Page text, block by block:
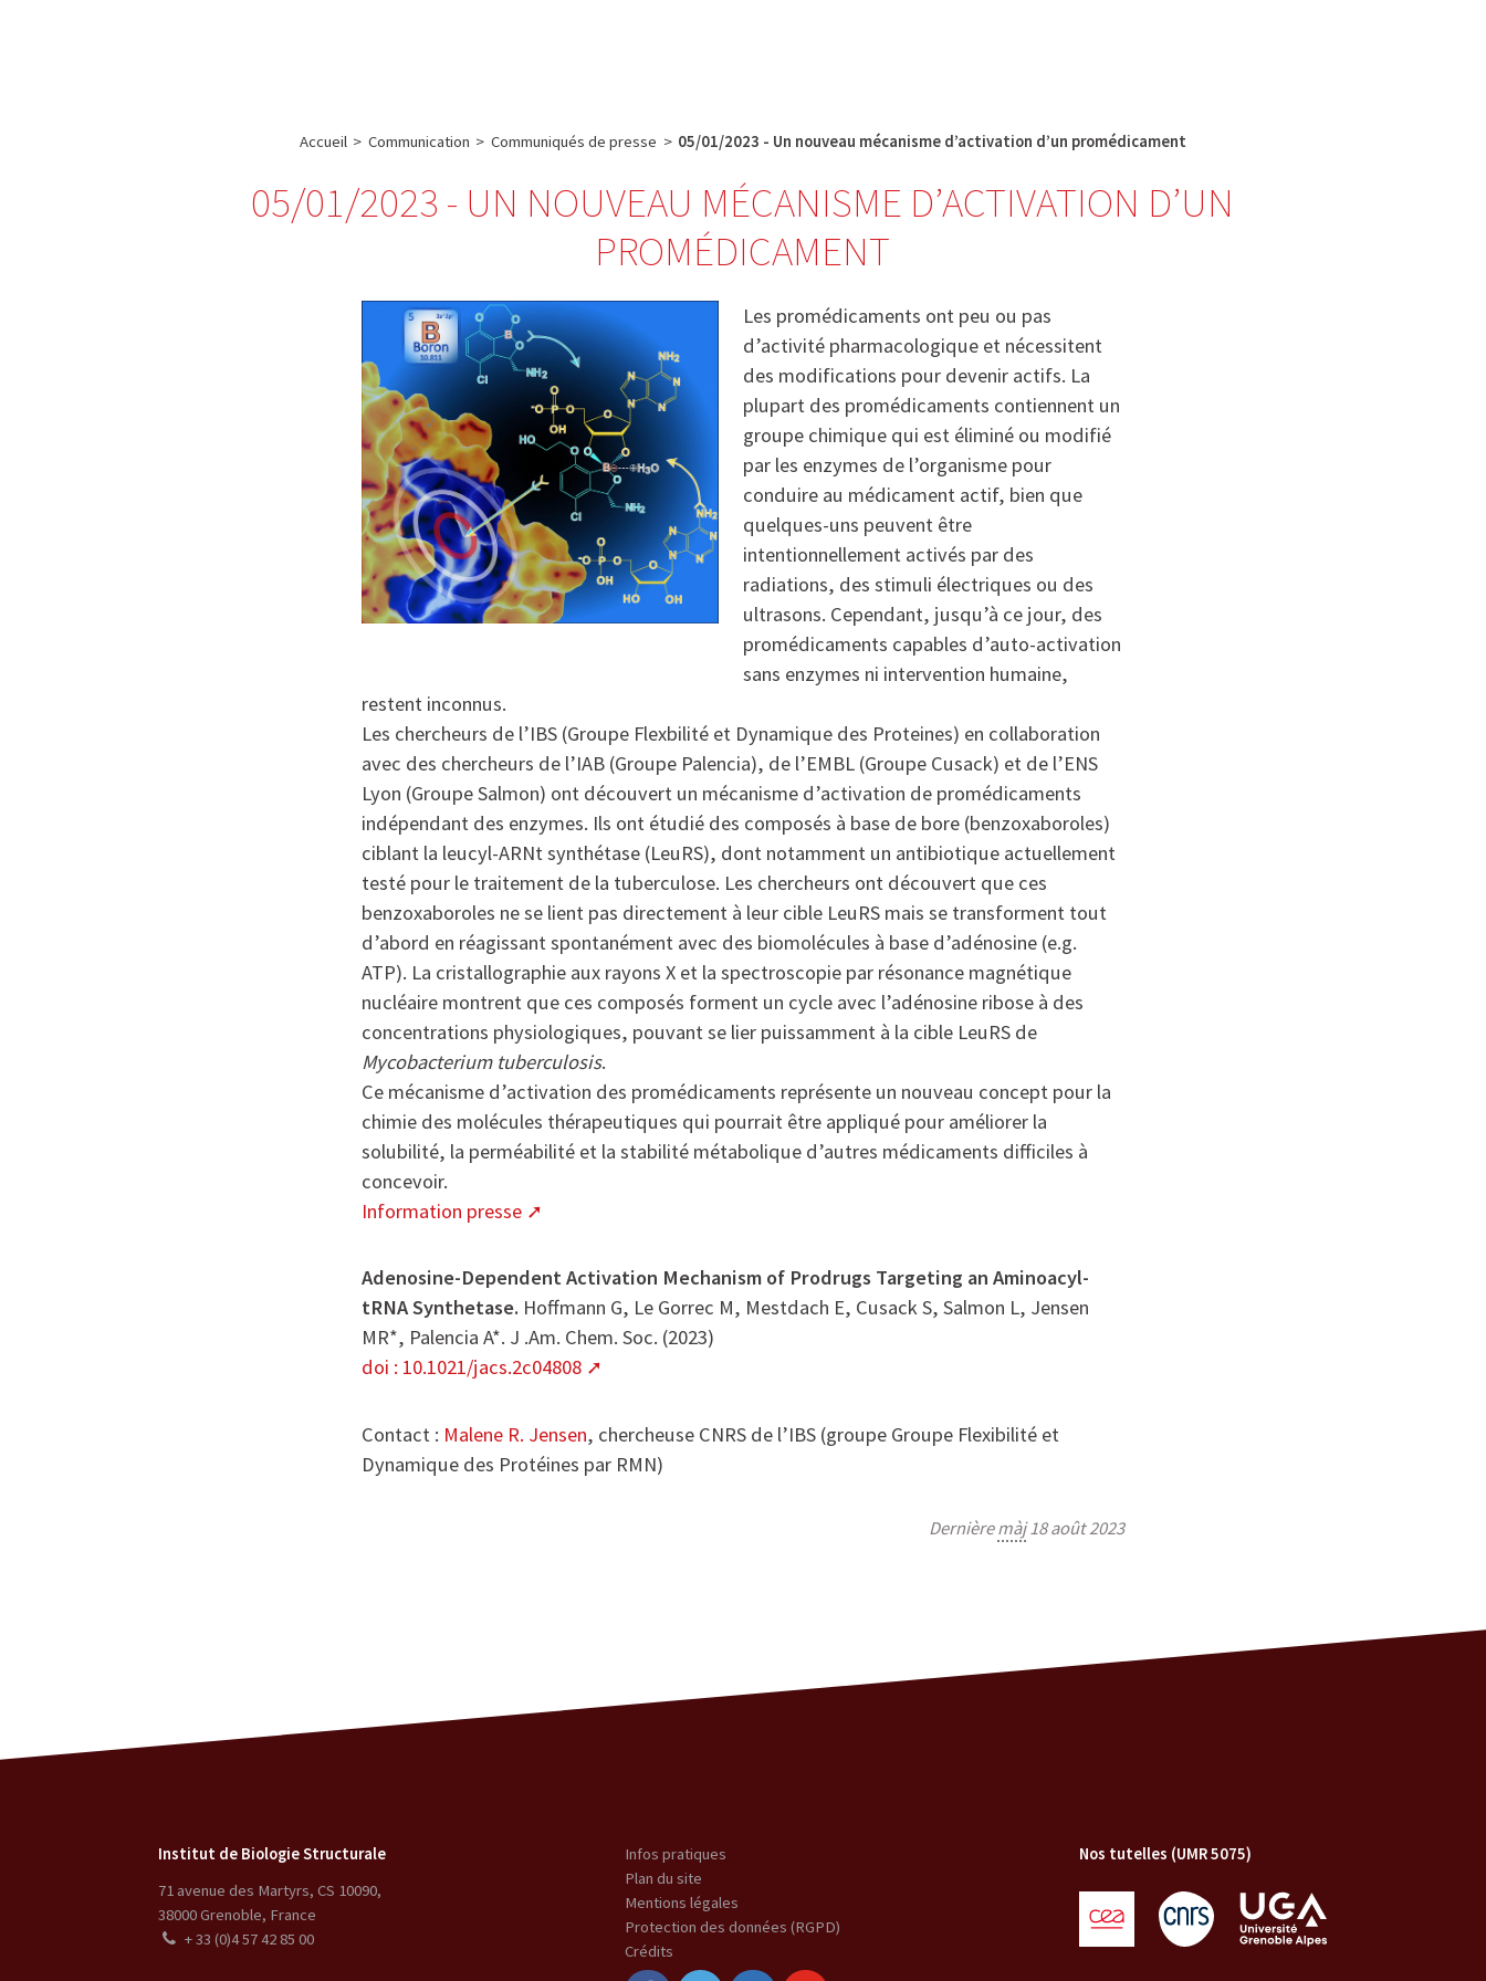
Accueil > Communication > Communiqués de presse > 05/01/2023 - Un nouveau mécanisme d’activation d’un promédicament
05/01/2023 - UN NOUVEAU MÉCANISME D’ACTIVATION D’UN
PROMÉDICAMENT
Les promédicaments ont peu ou pas
d’activité pharmacologique et nécessitent
des modifications pour devenir actifs. La
plupart des promédicaments contiennent un
groupe chimique qui est éliminé ou modifié
par les enzymes de l’organisme pour
conduire au médicament actif, bien que
quelques-uns peuvent être
intentionnellement activés par des
radiations, des stimuli électriques ou des
ultrasons. Cependant, jusqu’à ce jour, des
promédicaments capables d’auto-activation
sans enzymes ni intervention humaine,
restent inconnus.
Les chercheurs de l’IBS (Groupe Flexbilité et Dynamique des Proteines) en collaboration
avec des chercheurs de l’IAB (Groupe Palencia), de l’EMBL (Groupe Cusack) et de l’ENS
Lyon (Groupe Salmon) ont découvert un mécanisme d’activation de promédicaments
indépendant des enzymes. Ils ont étudié des composés à base de bore (benzoxaboroles)
ciblant la leucyl-ARNt synthétase (LeuRS), dont notamment un antibiotique actuellement
testé pour le traitement de la tuberculose. Les chercheurs ont découvert que ces
benzoxaboroles ne se lient pas directement à leur cible LeuRS mais se transforment tout
d’abord en réagissant spontanément avec des biomolécules à base d’adénosine (e.g.
ATP). La cristallographie aux rayons X et la spectroscopie par résonance magnétique
nucléaire montrent que ces composés forment un cycle avec l’adénosine ribose à des
concentrations physiologiques, pouvant se lier puissamment à la cible LeuRS de
Mycobacterium tuberculosis.
Ce mécanisme d’activation des promédicaments représente un nouveau concept pour la
chimie des molécules thérapeutiques qui pourrait être appliqué pour améliorer la
solubilité, la perméabilité et la stabilité métabolique d’autres médicaments difficiles à
concevoir.
Information presse
Adenosine-Dependent Activation Mechanism of Prodrugs Targeting an Aminoacyl-
tRNA Synthetase.Hoffmann G, Le Gorrec M, Mestdach E, Cusack S, Salmon L, Jensen
MR*, Palencia A*. J .Am. Chem. Soc. (2023)
doi : 10.1021/jacs.2c04808
Contact : Malene R. Jensen, chercheuse CNRS de l’IBS (groupe Groupe Flexibilité et
Dynamique des Protéines par RMN)
Dernièremàj18 août 2023
Institut de Biologie Structurale
71 avenue des Martyrs, CS 10090,
38000Grenoble, France
+ 33 (0)4 57 42 85 00
Infos pratiques
Plan du site
Mentions légales
Protection des données (RGPD)
Crédits
Nos tutelles (UMR 5075)